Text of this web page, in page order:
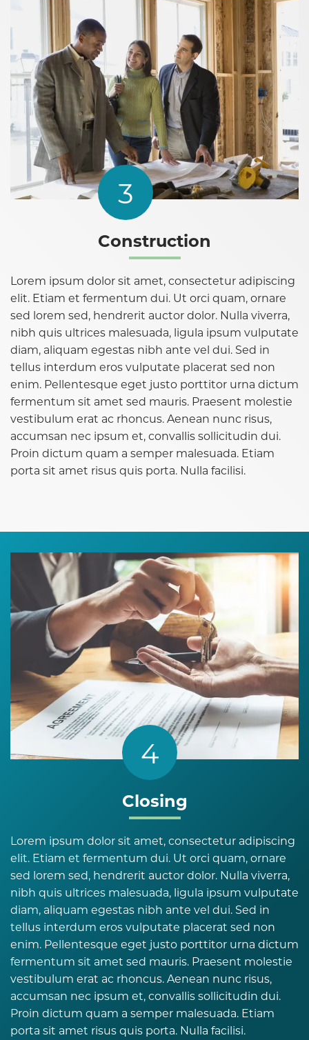
3
Construction
Lorem ipsum dolor sit amet, consectetur adipiscing
elit. Etiam et fermentum dui. Ut orci quam, ornare
sed lorem sed, hendrerit auctor dolor. Nulla viverra,
nibh quis ultrices malesuada, ligula ipsum vulputate
diam, aliquam egestas nibh ante vel dui. Sed in
tellus interdum eros vulputate placerat sed non
enim. Pellentesque eget justo porttitor urna dictum
fermentum sit amet sed mauris. Praesent molestie
vestibulum erat ac rhoncus. Aenean nunc risus,
accumsan nec ipsum et, convallis sollicitudin dui.
Proin dictum quam a semper malesuada. Etiam
porta sit amet risus quis porta. Nulla facilisi.
4
Closing
Lorem ipsum dolor sit amet, consectetur adipiscing
elit. Etiam et fermentum dui. Ut orci quam, ornare
sed lorem sed, hendrerit auctor dolor. Nulla viverra,
nibh quis ultrices malesuada, ligula ipsum vulputate
diam, aliquam egestas nibh ante vel dui. Sed in
tellus interdum eros vulputate placerat sed non
enim. Pellentesque eget justo porttitor urna dictum
fermentum sit amet sed mauris. Praesent molestie
vestibulum erat ac rhoncus. Aenean nunc risus,
accumsan nec ipsum et, convallis sollicitudin dui.
Proin dictum quam a semper malesuada. Etiam
porta sit amet risus quis porta. Nulla facilisi.